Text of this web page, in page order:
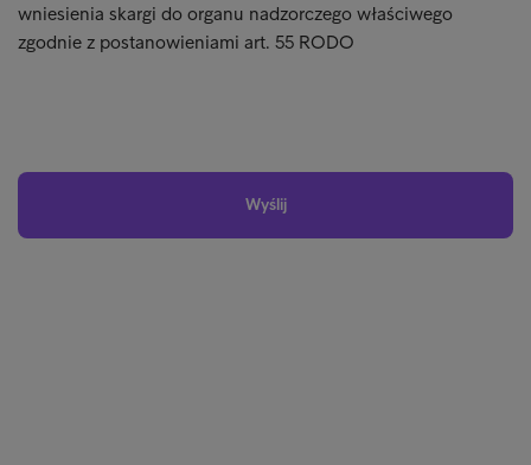
wniesienia skargi do organu nadzorczego właściwego
zgodnie z postanowieniami art. 55 RODO